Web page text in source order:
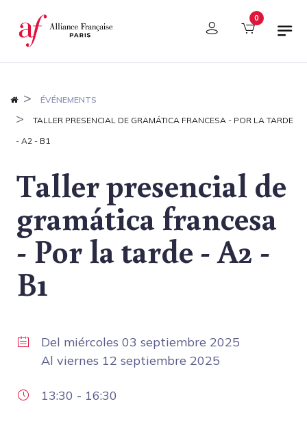
Panel de gestión de cookies 0
ÉVÉNEMENTS
TALLER PRESENCIAL DE GRAMÁTICA FRANCESA - POR LA TARDE
- A2 - B1
Taller presencial de
gramática francesa
- Por la tarde - A2 -
B1
Del miércoles 03 septiembre 2025
Al viernes 12 septiembre 2025
13:30 - 16:30